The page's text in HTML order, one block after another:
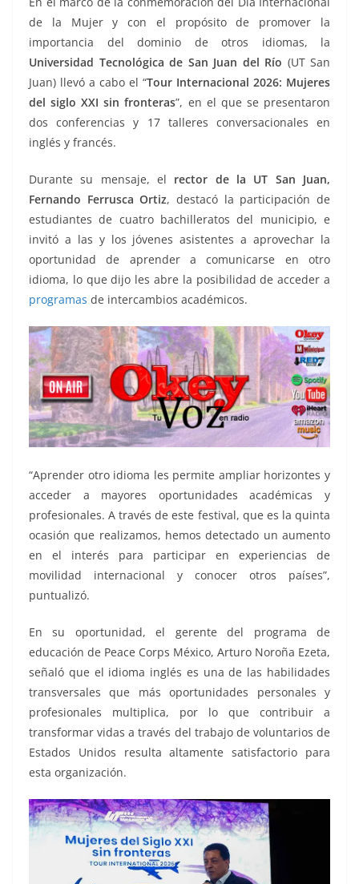
k
de la Mujer y con el propósito de promover la
importancia del dominio de otros idiomas, la
Universidad Tecnológica de San Juan del Río (UT San
Juan) llevó a cabo el “Tour Internacional 2026: Mujeres
del siglo XXI sin fronteras”, en el que se presentaron
dos conferencias y 17 talleres conversacionales en
inglés y francés.
Durante su mensaje, el rector de la UT San Juan,
Fernando Ferrusca Ortiz, destacó la participación de
estudiantes de cuatro bachilleratos del municipio, e
invitó a las y los jóvenes asistentes a aprovechar la
oportunidad de aprender a comunicarse en otro
idioma, lo que dijo les abre la posibilidad de acceder a
programas de intercambios académicos.
“Aprender otro idioma les permite ampliar horizontes y
acceder a mayores oportunidades académicas y
profesionales. A través de este festival, que es la quinta
ocasión que realizamos, hemos detectado un aumento
en el interés para participar en experiencias de
movilidad internacional y conocer otros países”,
puntualizó.
En su oportunidad, el gerente del programa de
educación de Peace Corps México, Arturo Noroña Ezeta,
señaló que el idioma inglés es una de las habilidades
transversales que más oportunidades personales y
profesionales multiplica, por lo que contribuir a
transformar vidas a través del trabajo de voluntarios de
Estados Unidos resulta altamente satisfactorio para
esta organización.